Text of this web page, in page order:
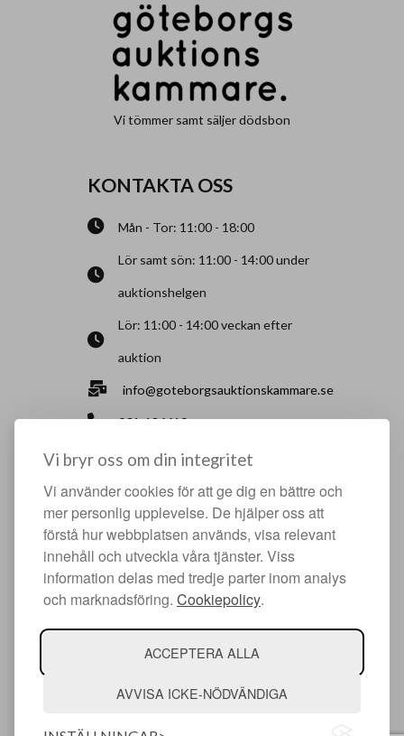
Vi bryr oss om din integritet
Vi använder cookies för att ge dig en bättre och
mer personlig upplevelse. De hjälper oss att
förstå hur webbplatsen används, visa relevant
innehåll och utveckla våra tjänster. Viss
information delas med tredje parter inom analys
och marknadsföring. Cookiepolicy.
ACCEPTERA ALLA
AVVISA ICKE-NÖDVÄNDIGA
Vi tömmer samt säljer dödsbon
KONTAKTA OSS
Mån - Tor: 11:00 - 18:00
Lör samt sön: 11:00 - 14:00 under
auktionshelgen
Lör: 11:00 - 14:00 veckan efter
auktion
info@goteborgsauktionskammare.se
031-126610
Sisjö Kullegata 6, 436 32 Askim
HJÄLPFULLA SIDOR
Något du vill sälja?
Att köpa hos oss
Om oss
Facebook
Instagram